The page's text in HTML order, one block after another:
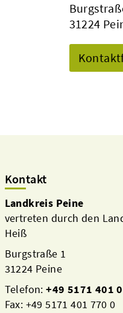
31224
Kontakt
Landkreis Peine
vertreten durch den
Heiß
Burgstraße 1
31224 Peine
Telefon:+49 5171 401 0
Fax: +49 5171 401 770 0